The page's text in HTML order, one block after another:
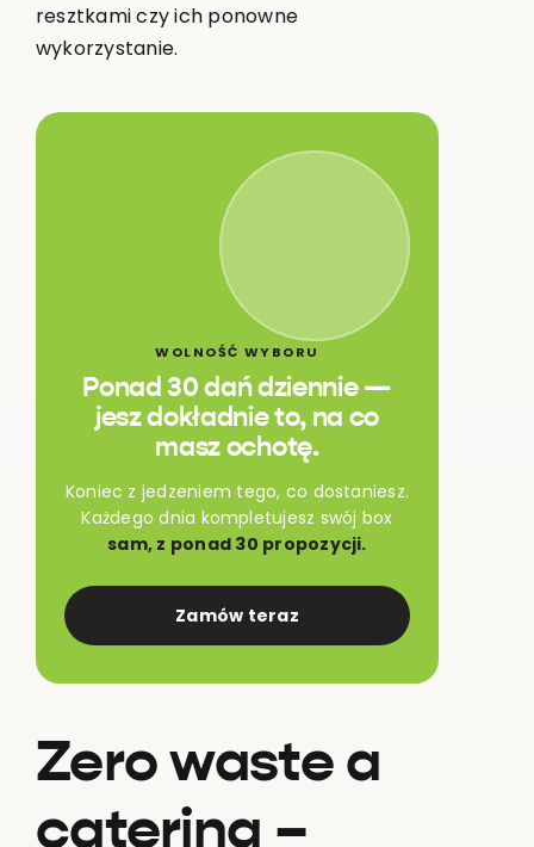
resztkami czy ich ponowne
wykorzystanie.
WOLNOŚĆ WYBORU
Ponad 30 dań dziennie —
jesz dokładnie to, na co
masz ochotę.
Koniec z jedzeniem tego, co dostaniesz.
Każdego dnia kompletujesz swój box
sam, z ponad 30 propozycji.
Zamów teraz
Zero waste a
catering –